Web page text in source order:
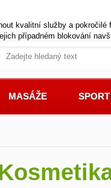
Pracovní dny od 9 do 17
MASÁŽE SPORT
kvalitní služby a
případném blokování